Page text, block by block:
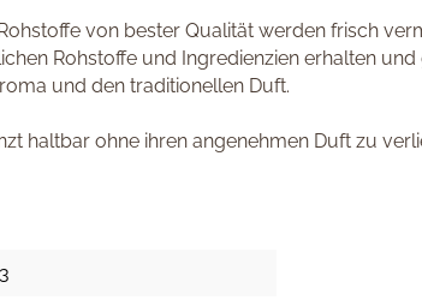
von bester Qualität werden frisch
Rohstoffe und Ingredienzien erhalten
und den traditionellen Duft.
haltbar ohne ihren angenehmen Duft zu